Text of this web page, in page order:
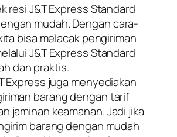
resi J&T Express Standard
mudah. Dengan cara-
bisa melacak pengiriman
J&T Express Standard
dan praktis.
Express juga menyediakan
barang dengan tarif
jaminan keamanan. Jadi jika
barang dengan mudah